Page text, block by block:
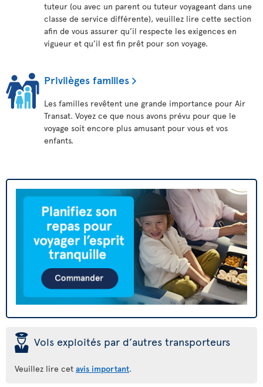
tuteur (ou avec un parent ou tuteur voyageant dans une
classe de service différente), veuillez lire cette section
afin de vous assurer qu’il respecte les exigences en
vigueur et qu’il est fin prêt pour son voyage.
Privilèges familles
Les familles revêtent une grande importance pour Air
Transat. Voyez ce que nous avons prévu pour que le
voyage soit encore plus amusant pour vous et vos
enfants.
þ Vols exploités par d’autres transporteurs
Veuillez lire cet avis important.